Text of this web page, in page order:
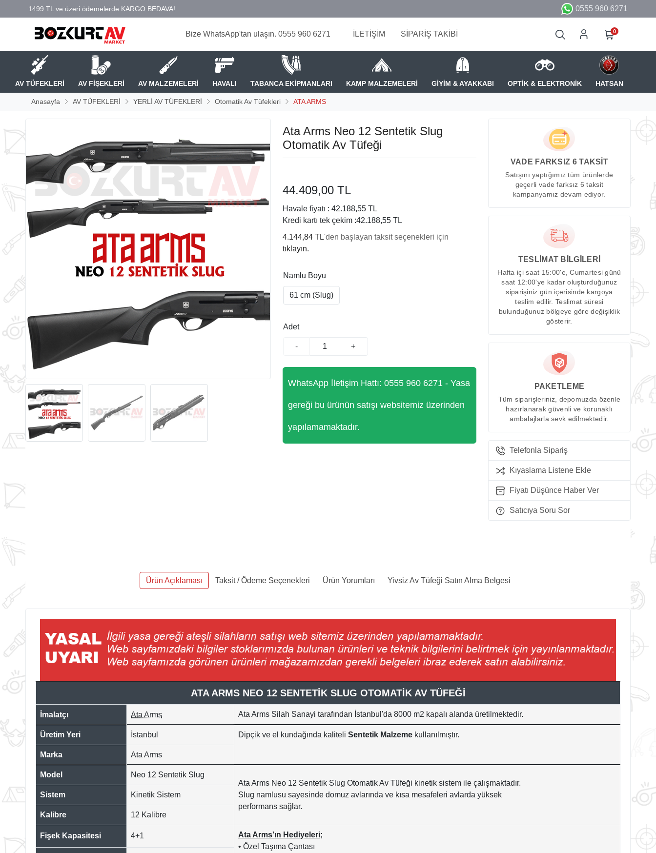
0555 960 6271
Bize WhatsApp'tan ulaşın. 0555 960 6271 İLETİŞİM SİPARİŞ TAKİBİ 0
AV TÜFEKLERİ AV FİŞEKLERİ AV MALZEMELERİ HAVALI TABANCA EKİPMANLARI KAMP MALZEMELERİ GİYİM & AYAKKABI OPTİK & ELEKTRONİK HATSAN
Anasayfa AV TÜFEKLERİ YERLİ AV TÜFEKLERİ Otomatik Av Tüfekleri ATA ARMS
Ata Arms Neo 12 Sentetik Slug
Otomatik Av Tüfeği
44.409,00 TL
Havale fiyatı : 42.188,55 TL
Kredi kartı tek çekim :42.188,55 TL
4.144,84 TL'den başlayan taksit seçenekleri için
tıklayın.
Namlu Boyu
61 cm (Slug)
Adet
- +
WhatsApp İletişim Hattı: 0555 960 6271 - Yasa
gereği bu ürünün satışı websitemiz üzerinden
yapılamamaktadır.
VADE FARKSIZ 6 TAKSİT
Satışını yaptığımız tüm ürünlerde
geçerli vade farksız 6 taksit
kampanyamız devam ediyor.
TESLİMAT BİLGİLERİ
Hafta içi saat 15:00'e, Cumartesi günü
saat 12:00'ye kadar oluşturduğunuz
siparişiniz gün içerisinde kargoya
teslim edilir. Teslimat süresi
bulunduğunuz bölgeye göre değişiklik
gösterir.
PAKETLEME
Tüm siparişleriniz, depomuzda özenle
hazırlanarak güvenli ve korunaklı
ambalajlarla sevk edilmektedir.
Telefonla Sipariş
Kıyaslama Listene Ekle
Fiyatı Düşünce Haber Ver
Satıcıya Soru Sor
Ürün Açıklaması Taksit / Ödeme Seçenekleri Ürün Yorumları Yivsiz Av Tüfeği Satın Alma Belgesi
ATA ARMS NEO 12 SENTETİK SLUG OTOMATİK AV TÜFEĞİ
İmalatçı Ata Arms Ata Arms Silah Sanayi tarafından İstanbul'da 8000 m2 kapalı alanda üretilmektedir.
Üretim Yeri İstanbul Dipçik ve el kundağında kaliteli Sentetik Malzeme kullanılmıştır.
Marka Ata Arms
Model
Neo 12 Sentetik Slug
Ata Arms Neo 12 Sentetik Slug Otomatik Av Tüfeği kinetik sistem ile çalışmaktadır.
Slug namlusu sayesinde domuz avlarında ve kısa mesafeleri avlarda yüksek
performans sağlar.
Sistem Kinetik Sistem
Kalibre 12 Kalibre
Fişek Kapasitesi 4+1
Ata Arms'ın Hediyeleri;
• Özel Taşıma Çantası